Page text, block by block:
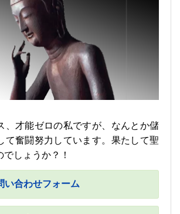
、才能ゼロの私ですが、なんとか儲
て奮闘努力しています。果たして聖
しょうか？！
い合わせフォーム